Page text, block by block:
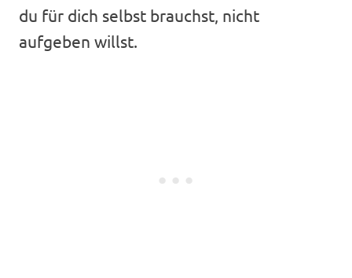
du für dich selbst brauchst, nicht
aufgeben willst.